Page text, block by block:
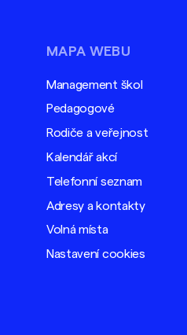
MAPA WEBU
Management škol
Pedagogové
Rodiče a veřejnost
Kalendář akcí
Telefonní seznam
Adresy a kontakty
Volná místa
Nastavení cookies